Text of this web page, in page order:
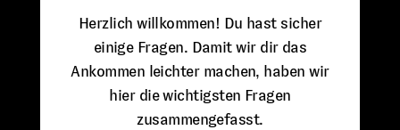
Herzlich willkommen! Du hast sicher
einige Fragen. Damit wir dir das
Ankommen leichter machen, haben wir
hier die wichtigsten Fragen
zusammengefasst.